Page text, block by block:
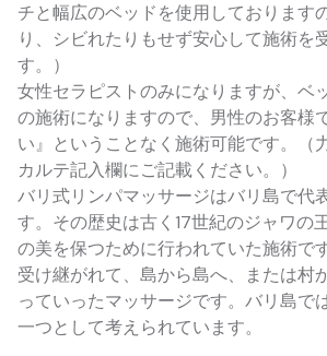
チと幅広のベッドを使用しております
り、シビれたりもせず安心して施術を
す。）
女性セラピストのみになりますが、ベ
の施術になりますので、男性のお客様
い』ということなく施術可能です。（
カルテ記入欄にご記載ください。）
バリ式リンパマッサージはバリ島で代
す。その歴史は古く17世紀のジャワの
の美を保つために行われていた施術で
受け継がれて、島から島へ、または村
っていったマッサージです。バリ島で
一つとして考えられています。